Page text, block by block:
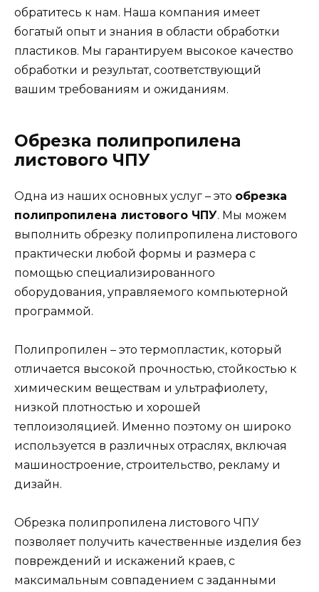
обратитесь к нам. Наша компания имеет
богатый опыт и знания в области обработки
пластиков. Мы гарантируем высокое качество
обработки и результат, соответствующий
вашим требованиям и ожиданиям.
Обрезка полипропилена
листового ЧПУ
Одна из наших основных услуг – это обрезка
полипропилена листового ЧПУ. Мы можем
выполнить обрезку полипропилена листового
практически любой формы и размера с
помощью специализированного
оборудования, управляемого компьютерной
программой.
Полипропилен – это термопластик, который
отличается высокой прочностью, стойкостью к
химическим веществам и ультрафиолету,
низкой плотностью и хорошей
теплоизоляцией. Именно поэтому он широко
используется в различных отраслях, включая
машиностроение, строительство, рекламу и
дизайн.
Обрезка полипропилена листового ЧПУ
позволяет получить качественные изделия без
повреждений и искажений краев, с
максимальным совпадением с заданными